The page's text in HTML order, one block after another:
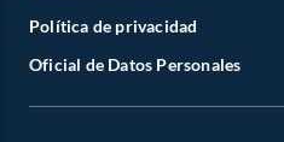
Política de privacidad
Oficial de Datos Personales